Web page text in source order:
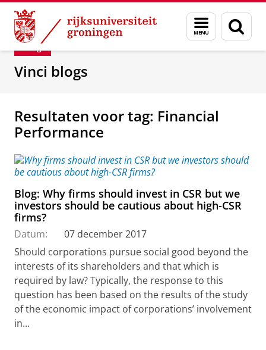
Skip
Content
Skip
Navigation
Menu
en
zoeken
Department of Innovation Management &
Blog
Vinci blogs
Resultaten voor tag: Financial
Performance
Blog: Why firms should invest in CSR but we
investors should be cautious about high-CSR
firms?
Datum:
07 december 2017
Should corporations pursue social good beyond the
interests of its shareholders and that which is
required by law? Typically, the response to this
question has been based on the results of the study
of the economic impact of corporations’ involvement
in...